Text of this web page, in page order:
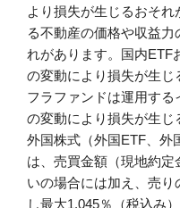
より損失が生じるおそ
る不動産の価格や収益
れがあります。国内ETF
の変動により損失が生
フラファンドは運用す
の変動により損失が生じ
外国株式（外国ETF、外
は、売買金額（現地約
いの場合には加え、売
し最大1.045％（税込み